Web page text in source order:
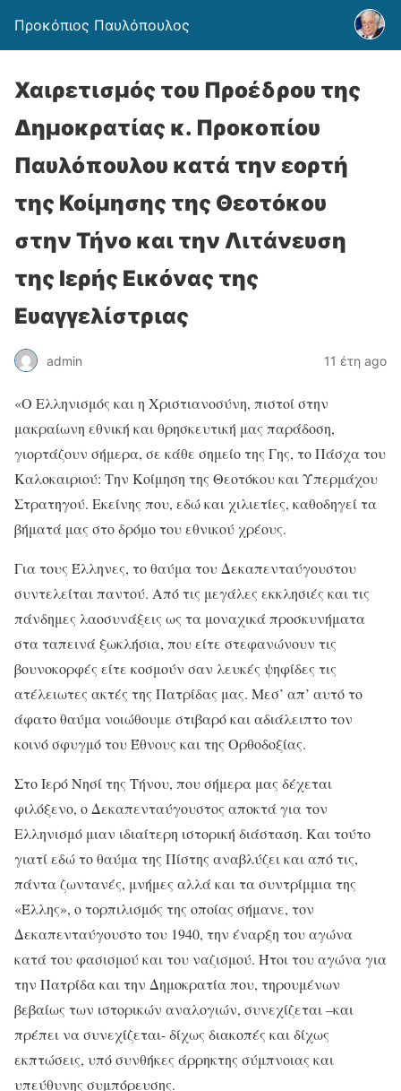
Προκόπιος Παυλόπουλος
Χαιρετισμός του Προέδρου της
Δημοκρατίας κ. Προκοπίου
Παυλόπουλου κατά την εορτή
της Κοίμησης της Θεοτόκου
στην Τήνο και την Λιτάνευση
της Ιερής Εικόνας της
Ευαγγελίστριας
admin 11 έτη ago
«Ο Ελληνισμός και η Χριστιανοσύνη, πιστοί στην
μακραίωνη εθνική και θρησκευτική μας παράδοση,
γιορτάζουν σήμερα, σε κάθε σημείο της Γης, το Πάσχα του
Καλοκαιριού: Την Κοίμηση της Θεοτόκου και Υπερμάχου
Στρατηγού. Εκείνης που, εδώ και χιλιετίες, καθοδηγεί τα
βήματά μας στο δρόμο του εθνικού χρέους.
Για τους Έλληνες, το θαύμα του Δεκαπενταύγουστου
συντελείται παντού. Από τις μεγάλες εκκλησιές και τις
πάνδημες λαοσυνάξεις ως τα μοναχικά προσκυνήματα
στα ταπεινά ξωκλήσια, που είτε στεφανώνουν τις
βουνοκορφές είτε κοσμούν σαν λευκές ψηφίδες τις
ατέλειωτες ακτές της Πατρίδας μας. Μεσ’ απ’ αυτό το
άφατο θαύμα νοιώθουμε στιβαρό και αδιάλειπτο τον
κοινό σφυγμό του Έθνους και της Ορθοδοξίας.
Στο Ιερό Νησί της Τήνου, που σήμερα μας δέχεται
φιλόξενο, ο Δεκαπενταύγουστος αποκτά για τον
Ελληνισμό μιαν ιδιαίτερη ιστορική διάσταση. Και τούτο
γιατί εδώ το θαύμα της Πίστης αναβλύζει και από τις,
πάντα ζωντανές, μνήμες αλλά και τα συντρίμμια της
«Έλλης», ο τορπιλισμός της οποίας σήμανε, τον
Δεκαπενταύγουστο του 1940, την έναρξη του αγώνα
κατά του φασισμού και του ναζισμού. Ήτοι του αγώνα για
την Πατρίδα και την Δημοκρατία που, τηρουμένων
βεβαίως των ιστορικών αναλογιών, συνεχίζεται –και
πρέπει να συνεχίζεται- δίχως διακοπές και δίχως
εκπτώσεις, υπό συνθήκες άρρηκτης σύμπνοιας και
υπεύθυνης συμπόρευσης.